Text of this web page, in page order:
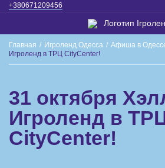
+380671209456
Главная / Игроленд Одесса / Афиша в
Игроленд в ТРЦ CityCenter!
31 октября
Игроленд в
CityCenter!